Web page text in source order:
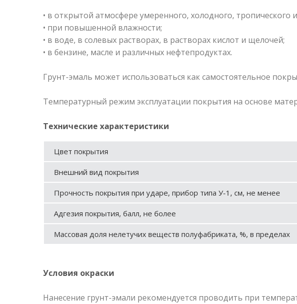
• в открытой атмосфере умеренного, холодного, тропического
• при повышенной влажности;
• в воде, в солевых растворах, в растворах кислот и щелочей;
• в бензине, масле и различных нефтепродуктах.
Грунт-эмаль может использоваться как самостоятельное
Температурный режим эксплуатации покрытия на основе
Технические характеристики
Цвет покрытия
Внешний вид покрытия
Прочность покрытия при ударе, прибор типа У-1, см, не менее
Адгезия покрытия, балл, не более
Массовая доля нелетучих веществ полуфабриката, %, в пределах
Условия окраски
Нанесение грунт-эмали рекомендуется проводить при